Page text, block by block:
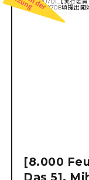
[8.000
Das 51.